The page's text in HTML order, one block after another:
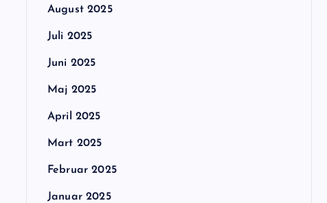
August 2025
Juli 2025
Juni 2025
Maj 2025
April 2025
Mart 2025
Februar 2025
Januar 2025